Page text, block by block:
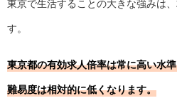
東京で生活することの大きな強みは
す。
東京都の有効求人倍率は常に高い水
難易度は相対的に低くなります。